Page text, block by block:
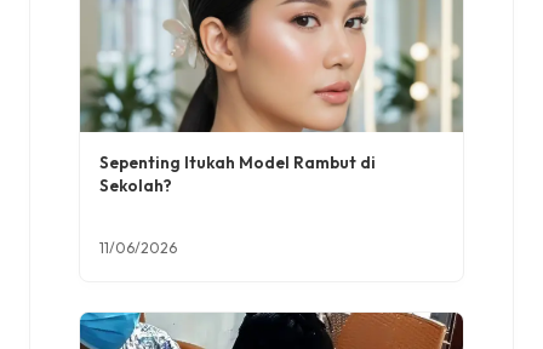
Sepenting Itukah Model Rambut di
Sekolah?
11/06/2026